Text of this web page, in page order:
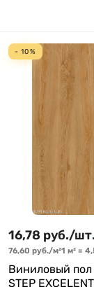
- 10%
16,78 руб./шт.
76,60 руб./м²1 м² =
Виниловый пол
STEP